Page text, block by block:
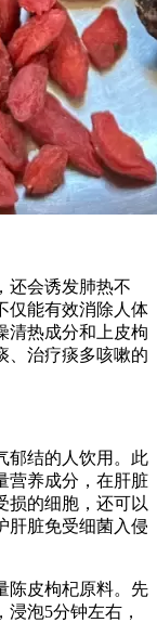
还会诱发肺热不
仅能有效消除人体
清热成分和上皮枸
、治疗痰多咳嗽的
郁结的人饮用。此
营养成分，在肝脏
损的细胞，还可以
肝脏免受细菌入侵
陈皮枸杞原料。先
泡5分钟左右，